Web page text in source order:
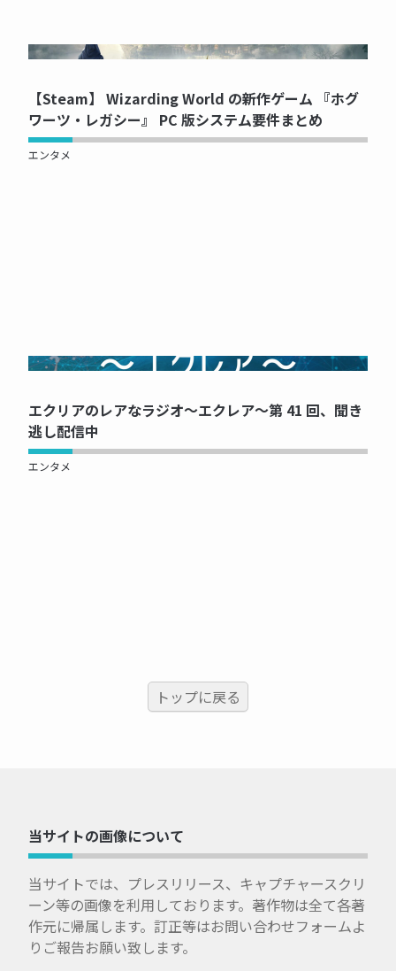
NOW PRINTING...
【Steam】 Wizarding World の新作ゲーム 『ホグ
ワーツ・レガシー』 PC 版システム要件まとめ
エンタメ
NOW PRINTING...
エクリアのレアなラジオ～エクレア～第 41 回、聞き
逃し配信中
エンタメ
トップに戻る
当サイトの画像について
当サイトでは、プレスリリース、キャプチャースクリ
ーン等の画像を利用しております。著作物は全て各著
作元に帰属します。訂正等はお問い合わせフォームよ
りご報告お願い致します。